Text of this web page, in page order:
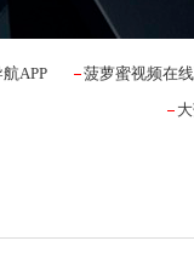
APP 菠萝蜜视频在